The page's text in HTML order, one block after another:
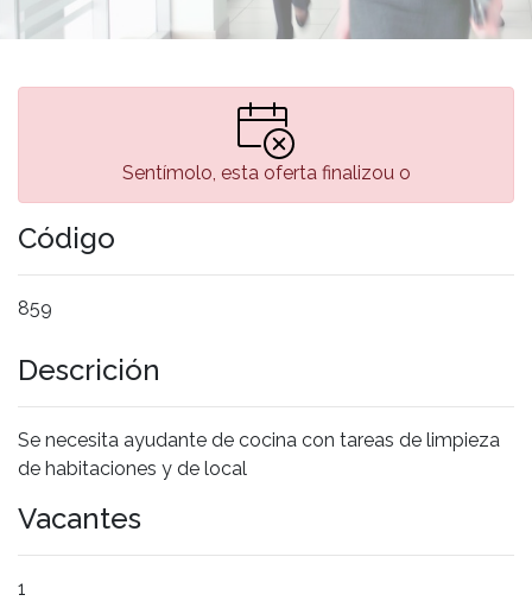
Sentímolo, esta oferta finalizou o
Código
859
Descrición
Se necesita ayudante de cocina con tareas de limpieza
de habitaciones y de local
Vacantes
1